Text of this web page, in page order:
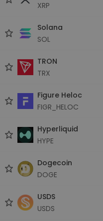
XRP
Solana
SOL
TRON
TRX
Figure Heloc
FIGR_HELOC
Hyperliquid
HYPE
Dogecoin
DOGE
USDS
USDS